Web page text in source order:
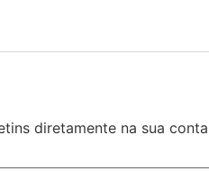
diretamente na sua